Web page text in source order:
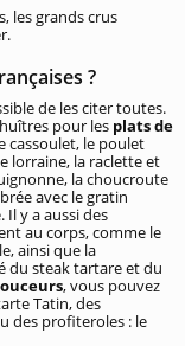
les grands crus
?
de les citer toutes.
pour les plats de
cassoulet, le poulet
lorraine, la raclette et
la choucroute
avec le gratin
y a aussi des
au corps, comme le
ainsi que la
du steak tartare et du
, vous pouvez
Tatin, des
des profiteroles : le